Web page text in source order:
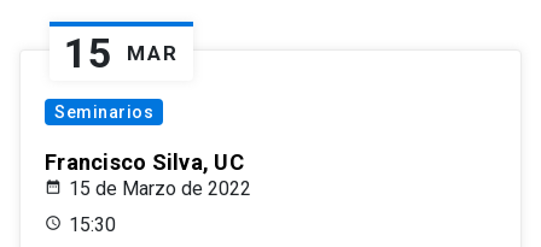
15 MAR
Seminarios
Francisco Silva, UC
15 de Marzo de 2022
15:30